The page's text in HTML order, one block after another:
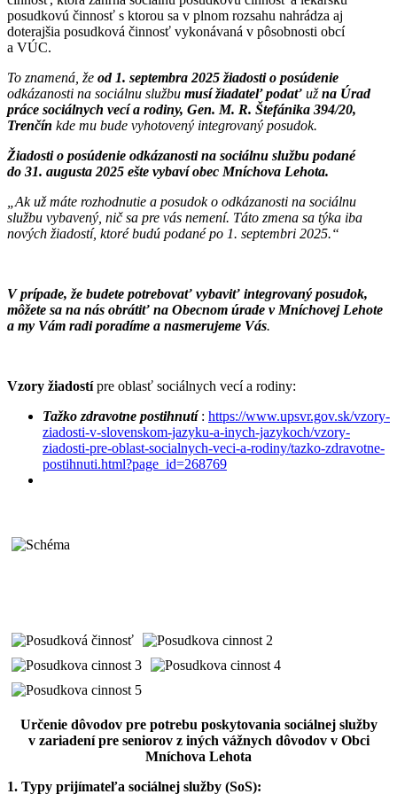
posudkovú činnosť s ktorou sa v plnom rozsahu nahrádza aj
doterajšia posudková činnosť vykonávaná v pôsobnosti obcí
a VÚC.
To znamená, že od 1. septembra 2025 žiadosti o posúdenie
odkázanosti na sociálnu službu musí žiadateľ podať užna Úrad
práce sociálnych vecí a rodiny, Gen. M. R. Štefánika 394/20,
Trenčín kde mu bude vyhotovený integrovaný posudok.
Žiadosti o posúdenie odkázanosti na sociálnu službu podané
do 31. augusta 2025 ešte vybaví obec Mníchova Lehota.
„Ak už máte rozhodnutie a posudok o odkázanosti na sociálnu
službu vybavený, nič sa pre vás nemení. Táto zmena sa týka iba
nových žiadostí, ktoré budú podané po 1. septembri 2025.“
V prípade, že budete potrebovať vybaviť integrovaný posudok,
môžete sa na nás obrátiť na Obecnom úrade v Mníchovej Lehote
a my Vám radi poradíme a nasmerujeme Vás.
Vzory žiadostípre oblasť sociálnych vecí a rodiny:
Tažko zdravotne postihnutí: https://www.upsvr.gov.sk/vzory-
ziadosti-v-slovenskom-jazyku-a-inych-jazykoch/vzory-
ziadosti-pre-oblast-socialnych-veci-a-rodiny/tazko-zdravotne-
postihnuti.html?page_id=268769
Určenie dôvodov pre potrebu poskytovania sociálnej služby
v zariadení pre seniorov z iných vážnych dôvodov v Obci
Mníchova Lehota
1. Typy prijímateľa sociálnej služby (SoS):